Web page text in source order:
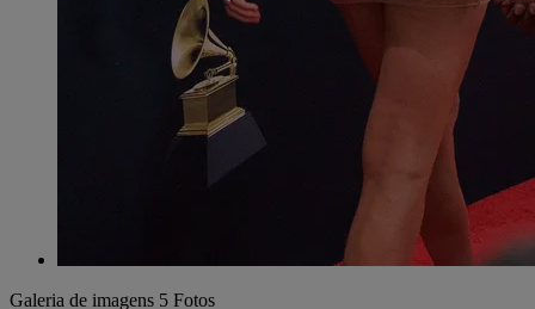
Galeria de imagens 5 Fotos